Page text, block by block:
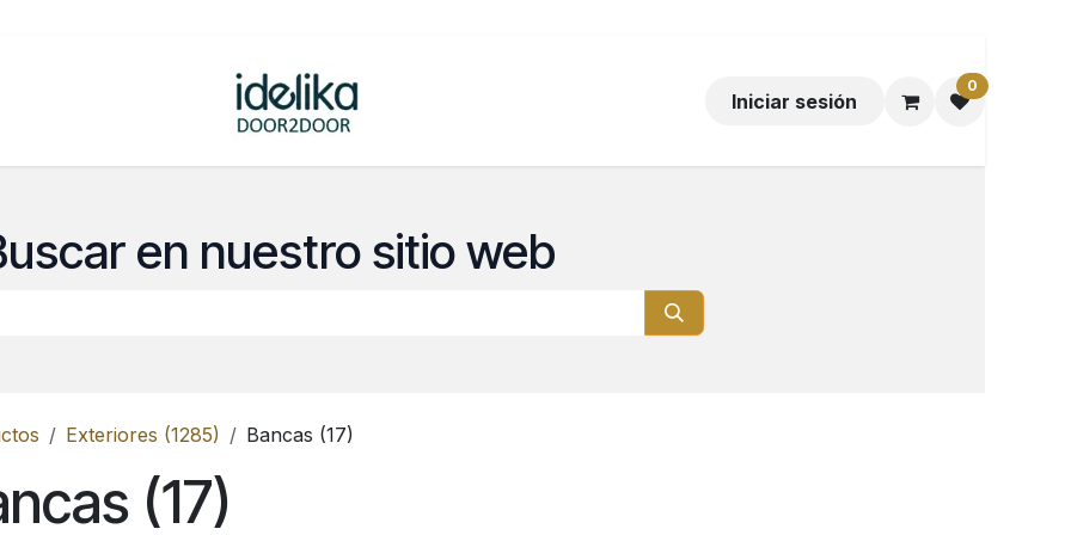
Iniciar sesión
0
en nuestro sitio web
Exteriores (1285) Bancas (17)
(17)